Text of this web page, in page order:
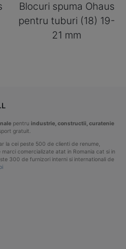
Blocuri spuma Ohaus
pentru tuburi (18) 19-
21 mm
pentru industrie, constructii, curatenie
gratuit.
la cei peste 500 de clienti de renume,
comercializate atat in Romania cat si in
300 de furnizori interni si internationali de